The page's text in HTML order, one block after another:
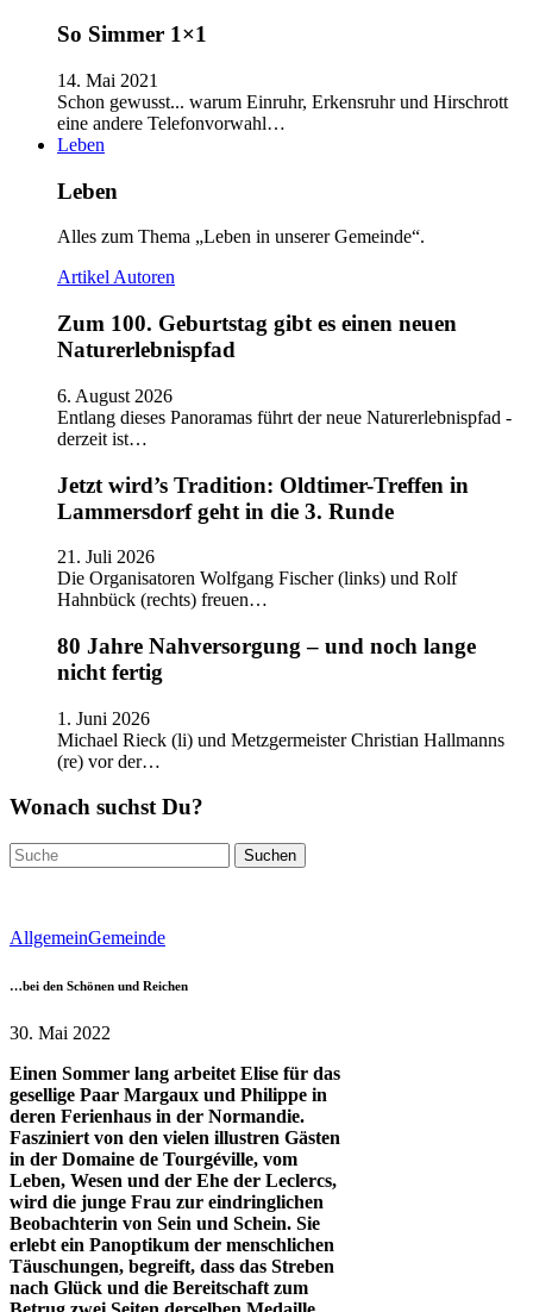
So Simmer 1×1
14. Mai 2021
Schon gewusst... warum Einruhr, Erkensruhr und Hirschrott
eine andere Telefonvorwahl…
Leben
Leben
Alles zum Thema „Leben in unserer Gemeinde“.
ArtikelAutoren
Zum 100. Geburtstag gibt es einen neuen
Naturerlebnispfad
6. August 2026
Entlang dieses Panoramas führt der neue Naturerlebnispfad -
derzeit ist…
Jetzt wird’s Tradition: Oldtimer-Treffen in
Lammersdorf geht in die 3. Runde
21. Juli 2026
Die Organisatoren Wolfgang Fischer (links) und Rolf
Hahnbück (rechts) freuen…
80 Jahre Nahversorgung – und noch lange
nicht fertig
1. Juni 2026
Michael Rieck (li) und Metzgermeister Christian Hallmanns
(re) vor der…
Wonach suchst Du?
Suchen
nach:
AllgemeinGemeinde
…bei den Schönen und Reichen
30. Mai 2022
Einen Sommer lang arbeitet Elise für das
gesellige Paar Margaux und Philippe in
deren Ferienhaus in der Normandie.
Fasziniert von den vielen illustren Gästen
in der Domaine de Tourgéville, vom
Leben, Wesen und der Ehe der Leclercs,
wird die junge Frau zur eindringlichen
Beobachterin von Sein und Schein. Sie
erlebt ein Panoptikum der menschlichen
Täuschungen, begreift, dass das Streben
nach Glück und die Bereitschaft zum